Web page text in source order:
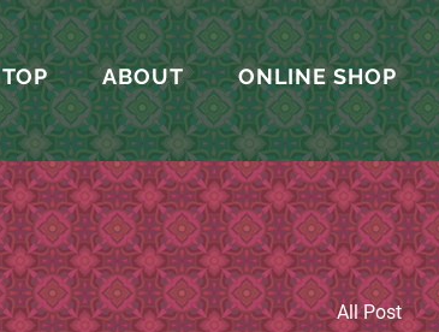
TOP ABOUT ONLINE SHOP
All Post